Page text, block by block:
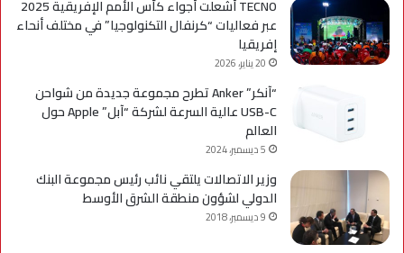
TECNO أشعلت أجواء كأس الأمم الإفريقية 2025
عبر فعاليات “كرنفال التكنولوجيا” في مختلف أنحاء
إفريقيا
20 يناير، 2026
“آنكر” Anker تطرح مجموعة جديدة من شواحن
USB-C عالية السرعة لشركة “آبل” Apple حول
العالم
5 ديسمبر، 2024
وزير الاتصالات يلتقي نائب رئيس مجموعة البنك
الدولي لشؤون منطقة الشرق الأوسط
9 ديسمبر، 2018